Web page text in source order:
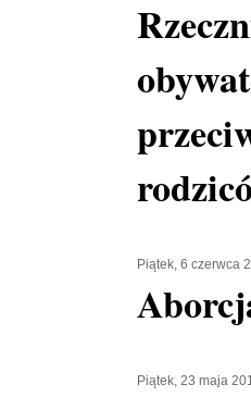
Piątek, 6 czerwca
Piątek, 23 maja